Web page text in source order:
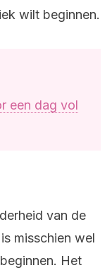
wilt beginnen.
een dag vol
van de
misschien wel
Het